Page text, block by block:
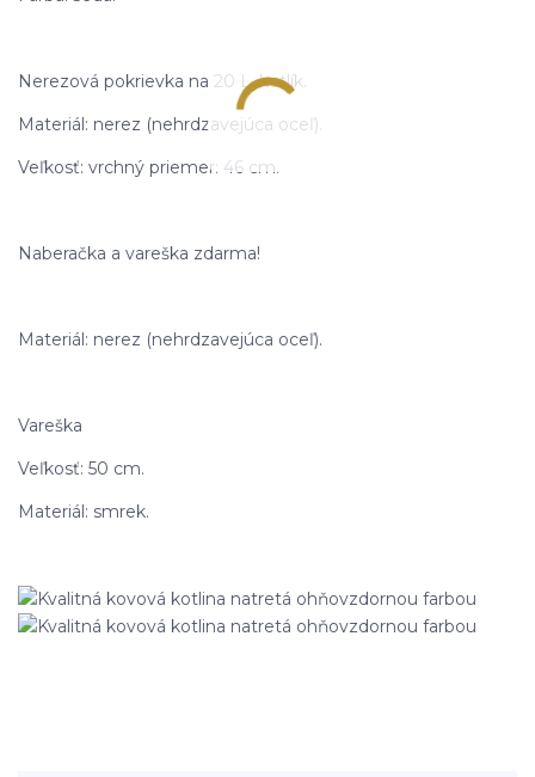
Nerezová pokrievka na 20 L. kotlík.
Materiál: nerez (nehrdzavejúca oceľ).
Veľkosť: vrchný priemer: 46 cm.
Naberačka a vareška zdarma!
Materiál: nerez (nehrdzavejúca oceľ).
Vareška
Veľkosť: 50 cm.
Materiál: smrek.